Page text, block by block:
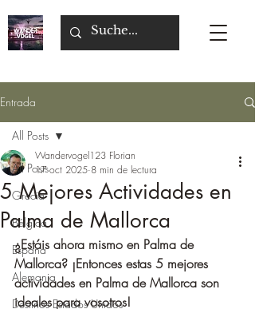
Entrada
All Posts
Grecia
Bélgica
Espana
Alemania
Destinos Estados Unidos
All Posts
5 Mejores Actividades en
Palma de Mallorca
Wandervogel123 Florian
17 oct 2025 8 min de lectura
¿Estáis ahora mismo en Palma de
Mallorca? ¡Entonces estas 5 mejores
actividades en Palma de Mallorca son
ideales para vosotros!